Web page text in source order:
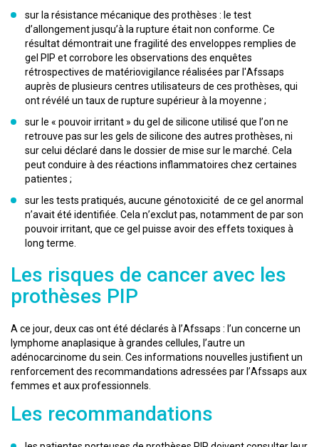
sur la résistance mécanique des prothèses : le test
d’allongement jusqu’à la rupture était non conforme. Ce
résultat démontrait une fragilité des enveloppes remplies de
gel PIP et corrobore les observations des enquêtes
rétrospectives de matériovigilance réalisées par l'Afssaps
auprès de plusieurs centres utilisateurs de ces prothèses, qui
ont révélé un taux de rupture supérieur à la moyenne ;
sur le « pouvoir irritant » du gel de silicone utilisé que l’on ne
retrouve pas sur les gels de silicone des autres prothèses, ni
sur celui déclaré dans le dossier de mise sur le marché. Cela
peut conduire à des réactions inflammatoires chez certaines
patientes ;
sur les tests pratiqués, aucune génotoxicité de ce gel anormal
n’avait été identifiée. Cela n’exclut pas, notamment de par son
pouvoir irritant, que ce gel puisse avoir des effets toxiques à
long terme.
Les risques de cancer avec les
prothèses PIP
A ce jour, deux cas ont été déclarés à l’Afssaps : l’un concerne un
lymphome anaplasique à grandes cellules, l’autre un
adénocarcinome du sein. Ces informations nouvelles justifient un
renforcement des recommandations adressées par l’Afssaps aux
femmes et aux professionnels.
Les recommandations